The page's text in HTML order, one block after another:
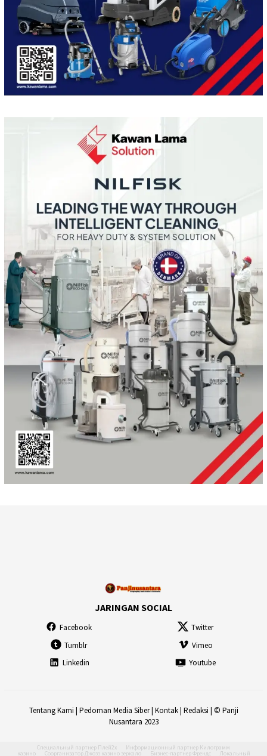
JARINGAN SOCIAL
Facebook
Twitter
Tumblr
Vimeo
Linkedin
Youtube
Tentang Kami | Pedoman Media Siber| Kontak| Redaksi | © Panji
Nusantara 2023
Специальный партнер Плей2х Информационный партнер Килограмм
казино СоорганизаторДжозз казино зеркало Бизнес-партнерФрендс Локальный